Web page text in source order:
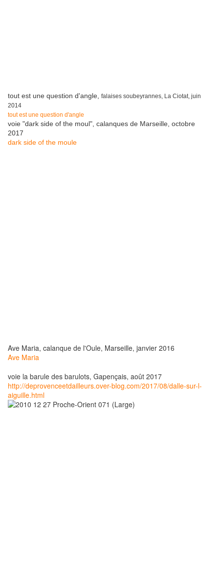
tout est une question d'angle, falaises soubeyrannes, La Ciotat, juin
2014
tout est une question d'angle
voie "dark side of the moul", calanques de Marseille, octobre
2017
dark side of the moule
Ave Maria, calanque de l'Oule, Marseille, janvier 2016
Ave Maria
voie la barule des barulots, Gapençais, août 2017
http://deprovenceetdailleurs.over-blog.com/2017/08/dalle-sur-l-
aiguille.html